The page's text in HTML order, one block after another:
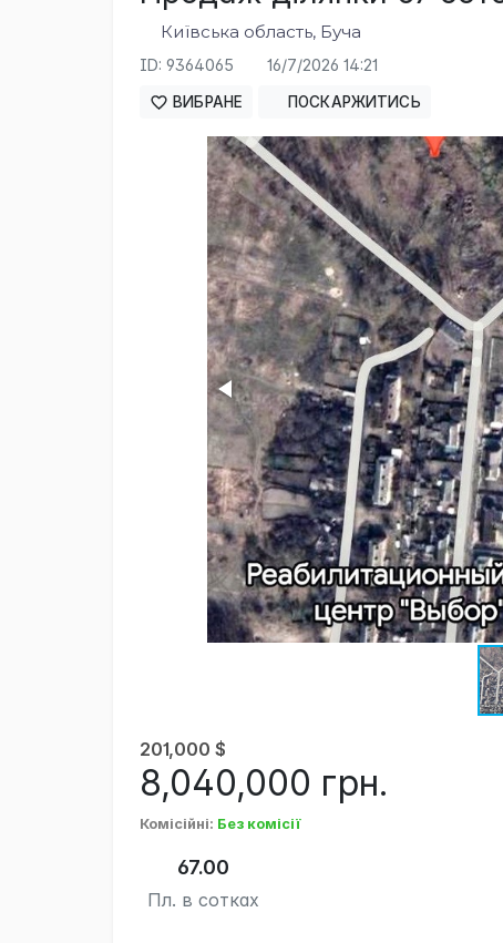
Київська область, Буча
ID: 9364065 16/7/2026 14:21
ВИБРАНЕ ПОСКАРЖИТИСЬ
201,000 $
8,040,000 грн.
Комісійні: Без комісії
67.00
Пл. в сотках